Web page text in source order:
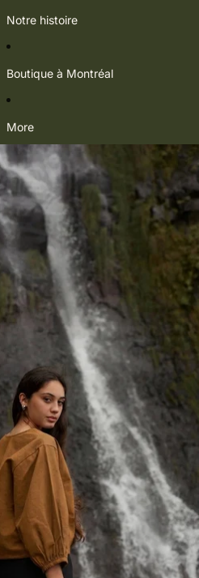
Notre histoire
Boutique à Montréal
More
produit